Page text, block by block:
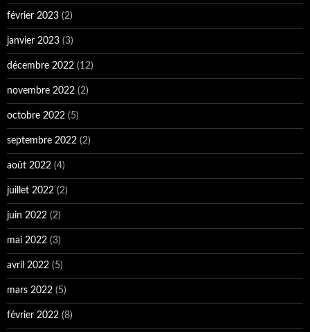
février 2023 (2)
janvier 2023 (3)
décembre 2022 (12)
novembre 2022 (2)
octobre 2022 (5)
septembre 2022 (2)
août 2022 (4)
juillet 2022 (2)
juin 2022 (2)
mai 2022 (3)
avril 2022 (5)
mars 2022 (5)
février 2022 (8)